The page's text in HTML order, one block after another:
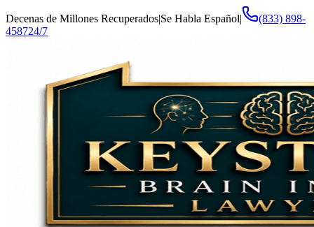
Decenas de Millones Recuperados|Se Habla Español|
(833) 898-
458724/7